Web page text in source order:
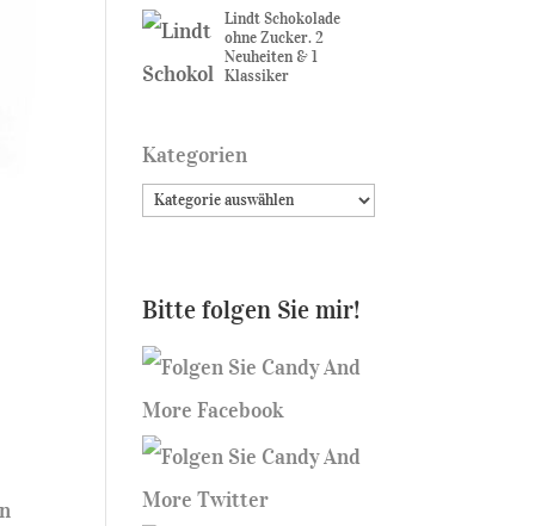
Lindt Schokolade
ohne Zucker. 2
Neuheiten & 1
Klassiker
Kategorien
Bitte folgen Sie mir!